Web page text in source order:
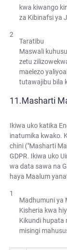
kwa kiwango
za Kibinafsi ya
Taratibu
Maswali
zetu
maelezo
tutawajibu bila
Masharti
Ikiwa uko katika
inatumika kwako.
chini ("Masharti
GDPR. Ikiwa uko
wa data sawa na
haya Maalum
Madhumuni ya
Kisheria kwa
Kikundi hupata
misingi